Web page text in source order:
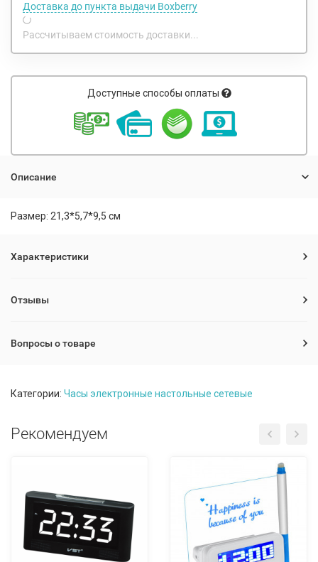
Доставка до пункта выдачи Boxberry
Рассчитываем стоимость доставки...
Доступные способы оплаты
Описание
Размер: 21,3*5,7*9,5 см
Характеристики
Отзывы
Вопросы о товаре
Категории: Часы электронные настольные сетевые
Рекомендуем